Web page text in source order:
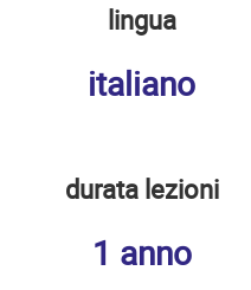
lingua
italiano
durata lezioni
1 anno